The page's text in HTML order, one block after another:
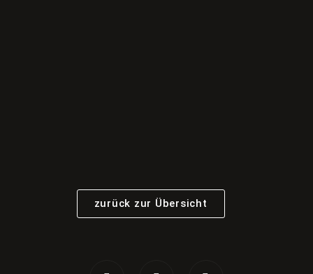
zurück zur Übersicht